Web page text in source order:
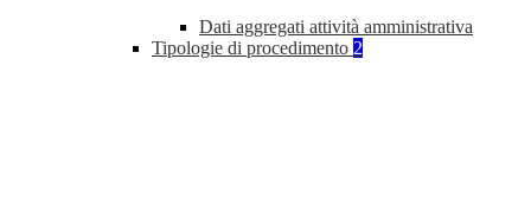
Dati aggregati attività amministrativa
Tipologie di procedimento 2